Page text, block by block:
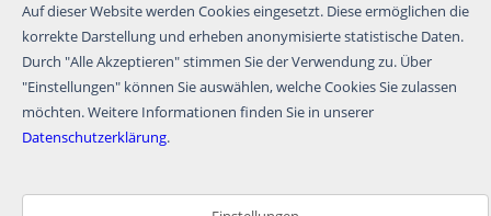
Newsletter von
BoatNet per eMail
erhalten. Von dem
Newsletter kann
per eMail oder
über den
Auf dieser Website werden Cookies eingesetzt. Diese ermöglichen die
korrekte Darstellung und erheben anonymisierte statistische Daten.
Durch "Alle Akzeptieren" stimmen Sie der Verwendung zu. Über
"Einstellungen" können Sie auswählen, welche Cookies Sie zulassen
möchten.Weitere Informationen finden Sie in unserer
Datenschutzerklärung.